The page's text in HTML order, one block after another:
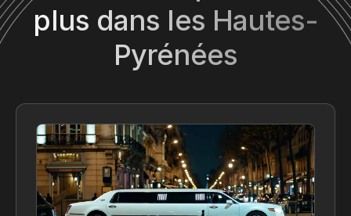
plus dans les Hautes-
Pyrénées